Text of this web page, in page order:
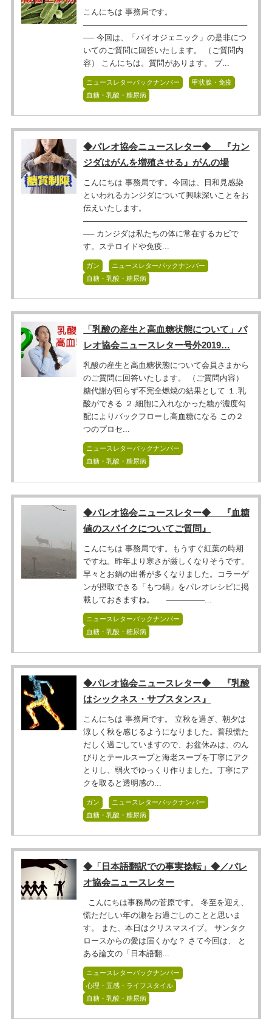
こんにちは 事務局です。
──────────────────────────────
── 今回は、「バイオジェニック」の是非につ
いてのご質問に回答いたします。 （ご質問内
容） こんにちは。質問があります。 プ...
ニュースレターバックナンバー
甲状腺・免疫
血糖・乳酸・糖尿病
◆パレオ協会ニュースレター◆ 『カン
ジダはがんを増殖させる』がんの場
こんにちは 事務局です。今回は、日和見感染
といわれるカンジダについて興味深いことをお
伝えいたします。
──────────────────────────────
── カンジダは私たちの体に常在するカビで
す。ステロイドや免疫...
ガン
ニュースレターバックナンバー
血糖・乳酸・糖尿病
「乳酸の産生と高血糖状態について」パ
レオ協会ニュースレター号外2019…
乳酸の産生と高血糖状態について会員さまから
のご質問に回答いたします。 （ご質問内容）
糖代謝が回らず不完全燃焼の結果として １.乳
酸ができる ２.細胞に入れなかった糖が濃度勾
配によりバックフローし高血糖になる この２
つのプロセ...
ニュースレターバックナンバー
血糖・乳酸・糖尿病
◆パレオ協会ニュースレター◆ 『血糖
値のスパイクについてご質問』
こんにちは 事務局です。もうすぐ紅葉の時期
ですね。昨年より寒さが厳しくなりそうです。
早々とお鍋の出番が多くなりました。コラーゲ
ンが摂取できる「もつ鍋」をパレオレシピに掲
載しておきますね。 ───────...
ニュースレターバックナンバー
血糖・乳酸・糖尿病
◆パレオ協会ニュースレター◆ 『乳酸
はシックネス・サブスタンス』
こんにちは 事務局です。 立秋を過ぎ、朝夕は
涼しく秋を感じるようになりました。普段慌た
だしく過ごしていますので、お盆休みは、のん
びりとテールスープと海老スープを丁寧にアク
とりし、弱火でゆっくり作りました。丁寧にア
クを取ると透明感の...
ガン
ニュースレターバックナンバー
血糖・乳酸・糖尿病
◆「日本語翻訳での事実捻転」◆／パレ
オ協会ニュースレター
こんにちは事務局の菅原です。 冬至を迎え、
慌ただしい年の瀬をお過ごしのことと思いま
す。 また、本日はクリスマスイブ。 サンタク
ロースからの愛は届くかな？ さて今回は、 と
ある論文の「日本語翻...
ニュースレターバックナンバー
心理・五感・ライフスタイル
血糖・乳酸・糖尿病